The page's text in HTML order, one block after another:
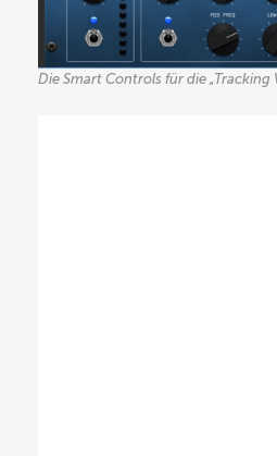
Die Smart Controls für die „Tracking